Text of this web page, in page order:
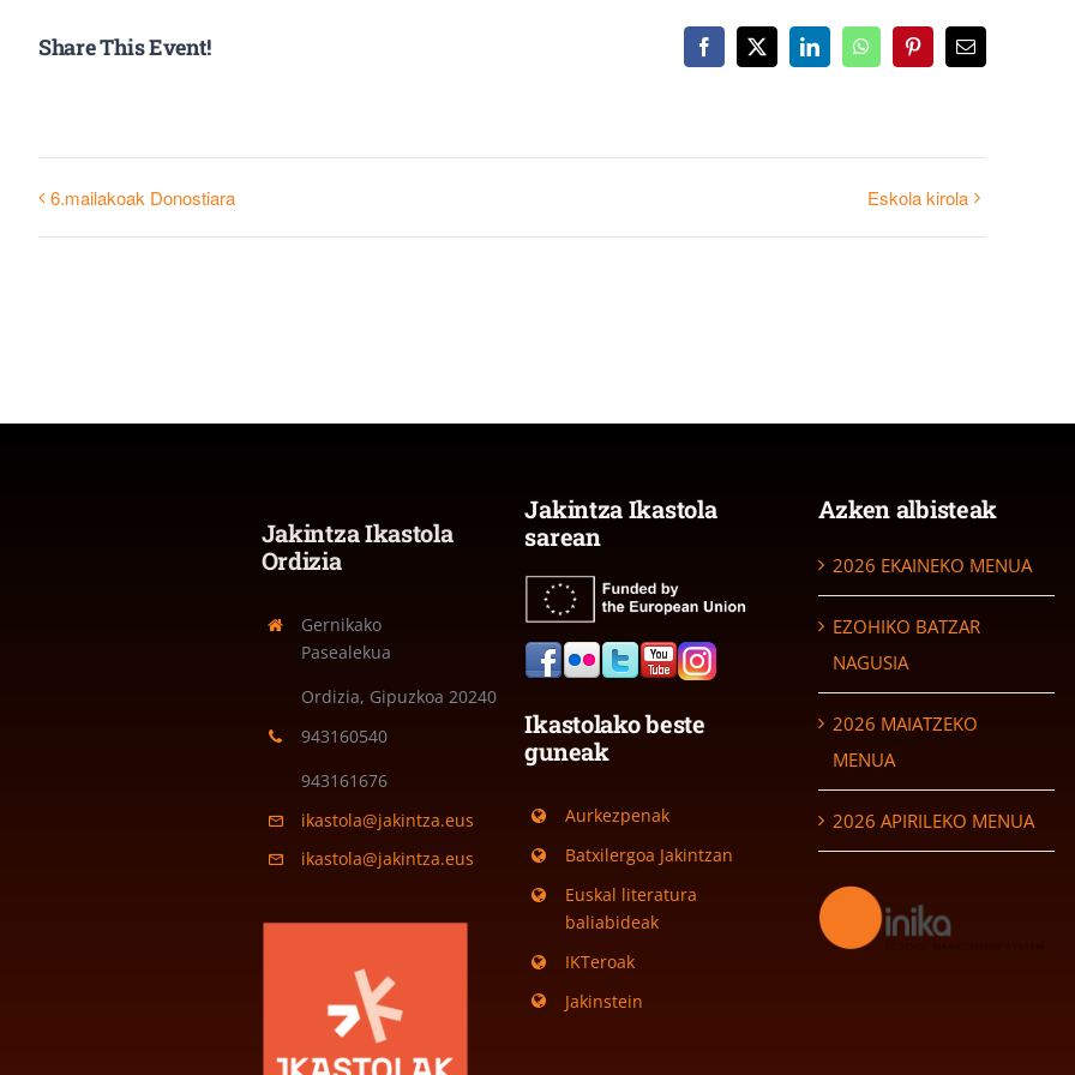
Share This Event! Facebook
X LinkedInWhatsAppPinterestEmail
6.mailakoak Donostiara Eskola kirola
Jakintza Ikastola
Ordizia
Gernikako
Pasealekua
Ordizia, Gipuzkoa20240
943160540
943161676
ikastola@jakintza.eus
ikastola@jakintza.eus
Jakintza Ikastola
sarean
Ikastolako beste
guneak
Aurkezpenak
Batxilergoa Jakintzan
Euskal literatura
baliabideak
IKTeroak
Jakinstein
Azken albisteak
2026 EKAINEKO MENUA
EZOHIKO BATZAR
NAGUSIA
2026 MAIATZEKO
MENUA
2026 APIRILEKO MENUA